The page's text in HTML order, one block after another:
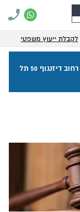
לקבלת ייעוץ משפטי
כתובתנו: מגדל על דיזנגוף סנטר קומה 16, רחוב דיזנגוף 50 תל